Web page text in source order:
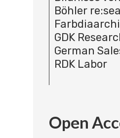
Böhler
GDK
German
RDK Labor
Open